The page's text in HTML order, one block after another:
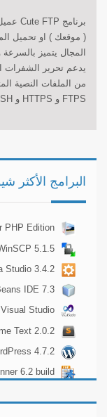
المجال يتميز
من الملفات النصية
FTPS و HTTPS و SSH كما انه يحتوى على مدير كلمات المرور.
البرامج الأكثر
PHP Edition
5.2.2
5.1.5
Studio 3.4.2
IDE 7.3
Studio
2012 Express
Text 2.0.2
4.7.2
6.2 build